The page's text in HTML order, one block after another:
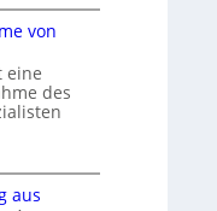
von
eine
des
aus